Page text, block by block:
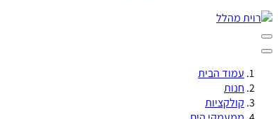
עמוד הבית
חנות
קולקציות